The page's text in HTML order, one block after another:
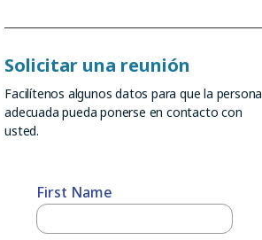
transformando la
ejecución en el retail
Solicitar una reunión
Facilítenos algunos datos para que la persona
adecuada pueda ponerse en contacto con
usted.